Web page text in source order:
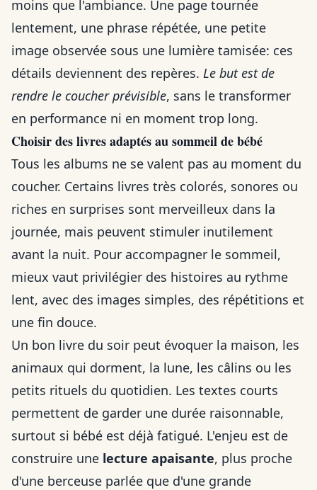
moins que l'ambiance. Une page tournée
lentement, une phrase répétée, une petite
image observée sous une lumière tamisée: ces
détails deviennent des repères. Le but est de
rendre le coucher prévisible, sans le transformer
en performance ni en moment trop long.
Choisir des livres adaptés au sommeil de bébé
Tous les albums ne se valent pas au moment du
coucher. Certains livres très colorés, sonores ou
riches en surprises sont merveilleux dans la
journée, mais peuvent stimuler inutilement
avant la nuit. Pour accompagner le sommeil,
mieux vaut privilégier des histoires au rythme
lent, avec des images simples, des répétitions et
une fin douce.
Un bon livre du soir peut évoquer la maison, les
animaux qui dorment, la lune, les câlins ou les
petits rituels du quotidien. Les textes courts
permettent de garder une durée raisonnable,
surtout si bébé est déjà fatigué. L'enjeu est de
construire une lecture apaisante, plus proche
d'une berceuse parlée que d'une grande